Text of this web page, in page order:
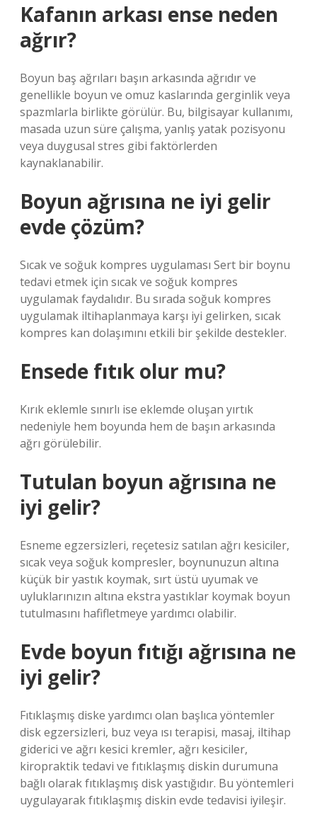
Kafanın arkası ense neden
ağrır?
Boyun baş ağrıları başın arkasında ağrıdır ve
genellikle boyun ve omuz kaslarında gerginlik veya
spazmlarla birlikte görülür. Bu, bilgisayar kullanımı,
masada uzun süre çalışma, yanlış yatak pozisyonu
veya duygusal stres gibi faktörlerden
kaynaklanabilir.
Boyun ağrısına ne iyi gelir
evde çözüm?
Sıcak ve soğuk kompres uygulaması Sert bir boynu
tedavi etmek için sıcak ve soğuk kompres
uygulamak faydalıdır. Bu sırada soğuk kompres
uygulamak iltihaplanmaya karşı iyi gelirken, sıcak
kompres kan dolaşımını etkili bir şekilde destekler.
Ensede fıtık olur mu?
Kırık eklemle sınırlı ise eklemde oluşan yırtık
nedeniyle hem boyunda hem de başın arkasında
ağrı görülebilir.
Tutulan boyun ağrısına ne
iyi gelir?
Esneme egzersizleri, reçetesiz satılan ağrı kesiciler,
sıcak veya soğuk kompresler, boynunuzun altına
küçük bir yastık koymak, sırt üstü uyumak ve
uyluklarınızın altına ekstra yastıklar koymak boyun
tutulmasını hafifletmeye yardımcı olabilir.
Evde boyun fıtığı ağrısına ne
iyi gelir?
Fıtıklaşmış diske yardımcı olan başlıca yöntemler
disk egzersizleri, buz veya ısı terapisi, masaj, iltihap
giderici ve ağrı kesici kremler, ağrı kesiciler,
kiropraktik tedavi ve fıtıklaşmış diskin durumuna
bağlı olarak fıtıklaşmış disk yastığıdır. Bu yöntemleri
uygulayarak fıtıklaşmış diskin evde tedavisi iyileşir.